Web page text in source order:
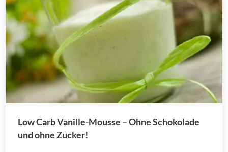
Low Carb Vanille-Mousse – Ohne Schokolade
und ohne Zucker!